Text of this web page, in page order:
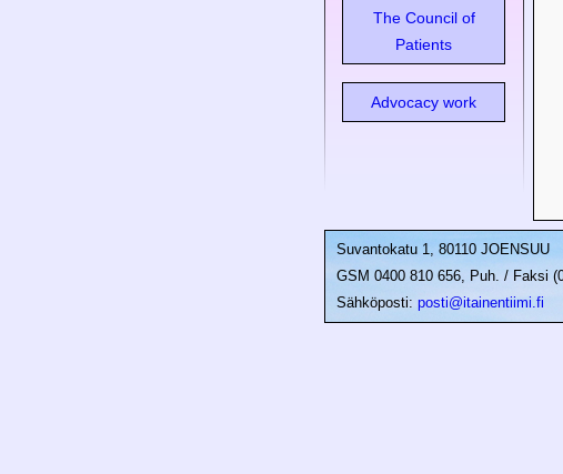
The Council of
Patients
Advocacy work
Suvantokatu 1, 80110 JOENSUU
GSM 0400 810 656, Puh. / Faksi
Sähköposti: posti@itainentiimi.fi